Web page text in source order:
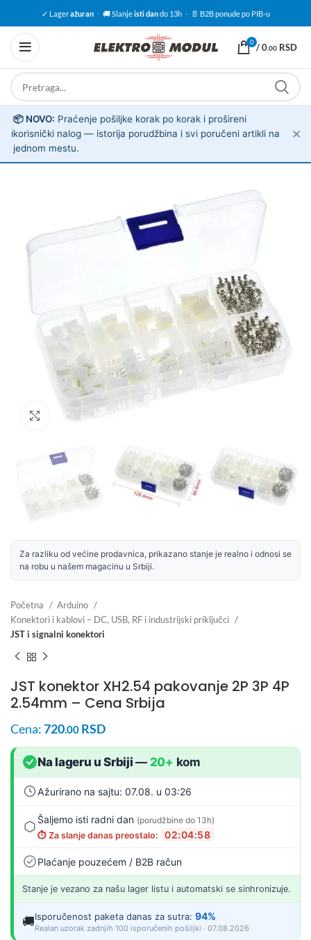
✓ Lageražuran · 🚚 Slanjeisti dando 13h · 📄 B2B ponude po PIB-u
0 /0.00 RSD
ℹ️
📦 NOVO: Praćenje pošiljke korak po korak i prošireni
korisnički nalog — istorija porudžbina i svi poručeni artikli na
jednom mestu.
✕
Uvećaj sliku
Za razliku od većine prodavnica, prikazano stanje je realno i odnosi se
na robu u našem magacinu u Srbiji.
Početna
Arduino
Konektori i kablovi – DC, USB, RF i industrijski priključci
JST i signalni konektori
JST konektor XH2.54 pakovanje 2P 3P 4P
2.54mm – Cena Srbija
Cena:720.00 RSD
Na lageru u Srbiji — 20+ kom
Ažurirano na sajtu: 07.08. u 03:26
Šaljemo isti radni dan (porudžbine do 13h)
⏱️ Za slanje danas preostalo:
02:04:57
Plaćanje pouzećem / B2B račun
Stanje je vezano za našu lager listu i automatski se sinhronizuje.
🚚Isporučenost paketa danas za sutra: 94%
Realan uzorak zadnjih 100 isporučenih pošiljki · 07.08.2026